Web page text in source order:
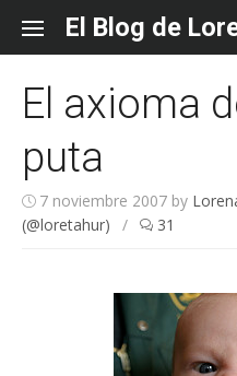
content
El Blog de
El axioma
puta
7 noviembre 2007 by
(@loretahur)
/ 31